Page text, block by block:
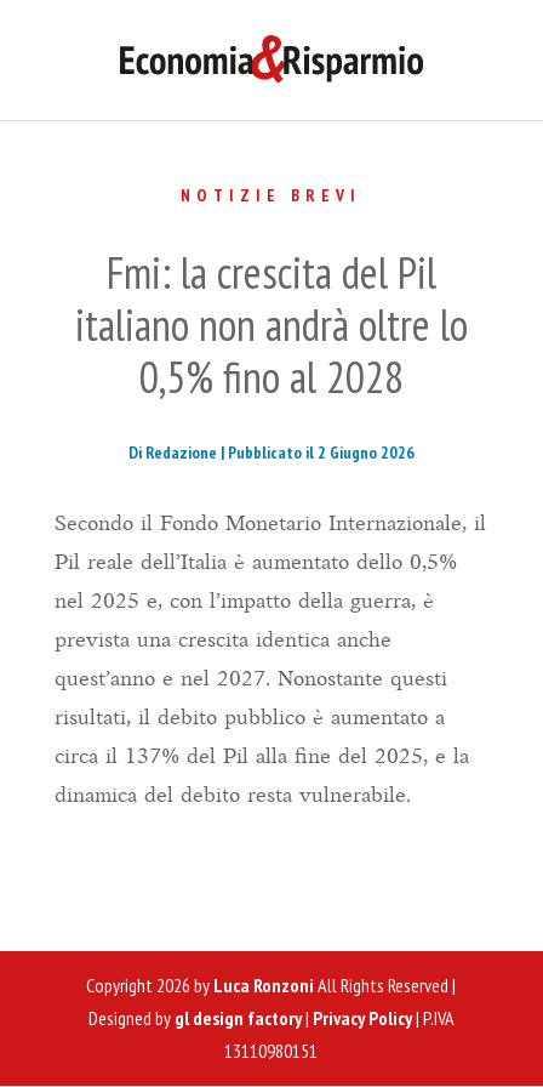
NOTIZIE BREVI
Fmi: la crescita del Pil
italiano non andrà oltre lo
0,5% fino al 2028
Di Redazione | Pubblicato il 2 Giugno 2026
Secondo il Fondo Monetario Internazionale, il
Pil reale dell’Italia è aumentato dello 0,5%
nel 2025 e, con l’impatto della guerra, è
prevista una crescita identica anche
quest’anno e nel 2027. Nonostante questi
risultati, il debito pubblico è aumentato a
circa il 137% del Pil alla fine del 2025, e la
dinamica del debito resta vulnerabile.
Copyright 2026 by Luca Ronzoni All Rights Reserved |
Designed by gl design factory| Privacy Policy| P.IVA
13110980151